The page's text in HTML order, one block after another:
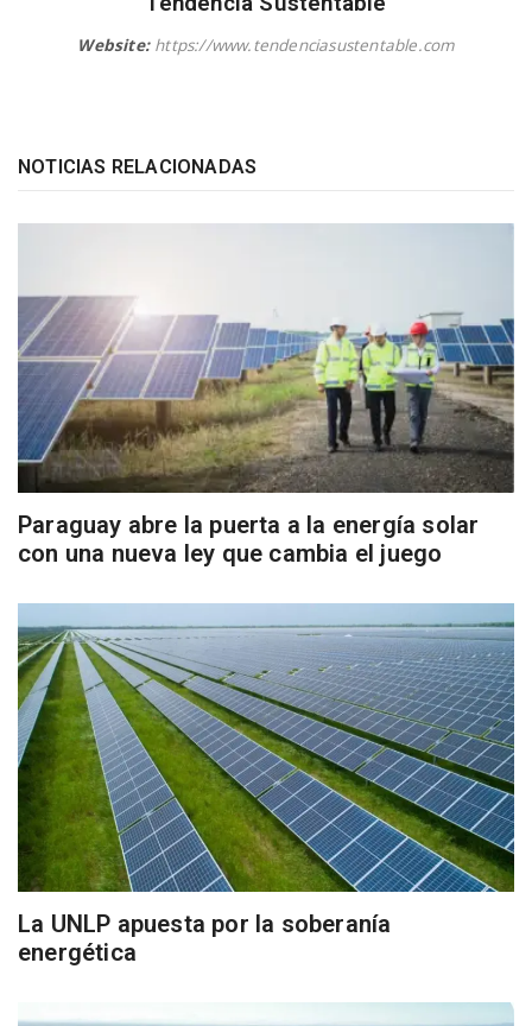
Website: https://www.tendenciasustentable.com
NOTICIAS RELACIONADAS
Paraguay abre la puerta a la energía solar
con una nueva ley que cambia el juego
La UNLP apuesta por la soberanía
energética